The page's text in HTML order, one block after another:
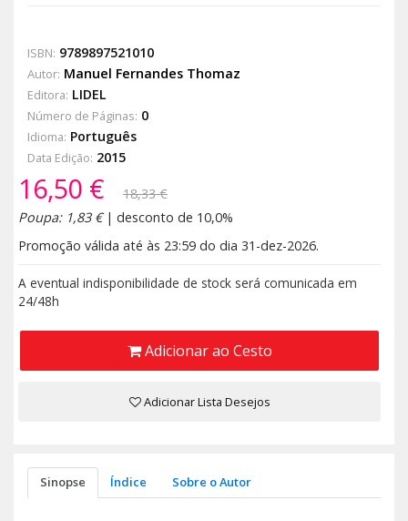
ISBN: 9789897521010
Autor: Manuel Fernandes Thomaz
Editora: LIDEL
Número de Páginas: 0
Idioma: Português
Data Edição: 2015
16,50 €
18,33 €
Poupa: 1,83 €| desconto de 10,0%
Promoção válida até às 23:59 do dia 31-dez-2026.
A eventual indisponibilidade de stock será comunicada em
24/48h
Adicionar ao Cesto
Adicionar Lista Desejos
Sinopse Índice Sobre o Autor